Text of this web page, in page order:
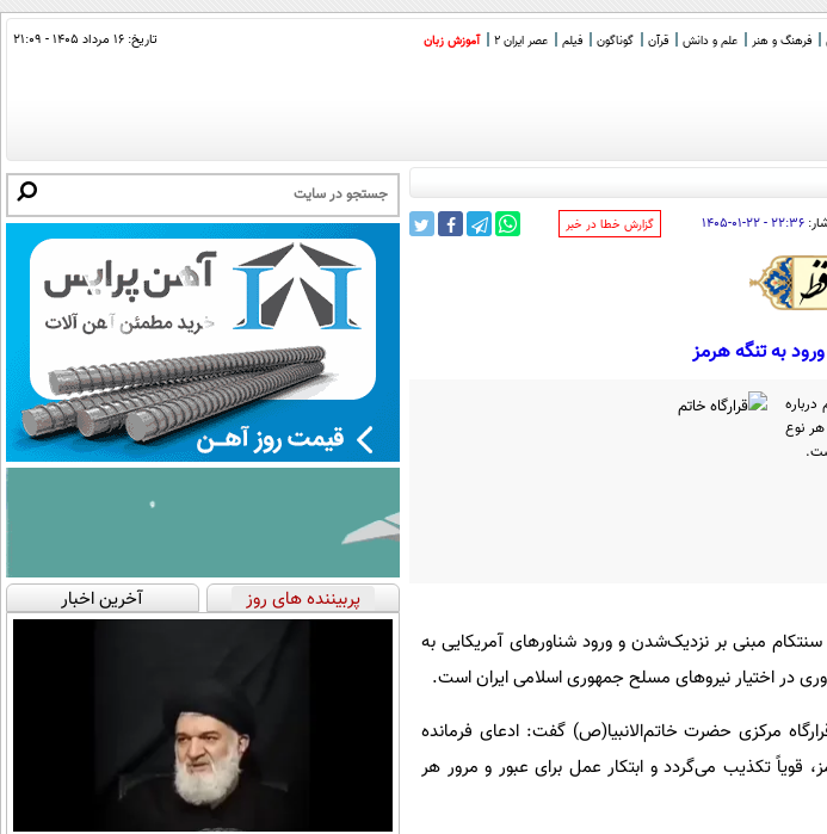
فرهنگ و هنر علم و دانش قرآن گوناگون فیلم عصر ایران 2 آموزش زبان تاریخ: ۱۶ مرداد ۱۴۰۵ - ۲۱:۰۹
۲۲:۳۶ - ۲۲-۰۱-۱۴۰۵ ‌گزارش خطا در خبر
به تنگه هرمز
هر نوع
مبنی بر نزدیک‌شدن و ورود شناورهای آمریکایی به
در اختیار نیروهای مسلح جمهوری اسلامی ایران است.
مرکزی حضرت خاتم‌الانبیا(ص) گفت: ادعای فرمانده
قویاً تکذیب می‌گردد و ابتکار عمل برای عبور و مرور هر
پربیننده های روز آخرین اخبار